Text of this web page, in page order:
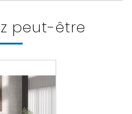
peut-être